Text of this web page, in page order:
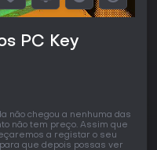
PC Key
não chegou a nenhuma das
não tem preço. Assim que
a registar o seu
que depois possas ver